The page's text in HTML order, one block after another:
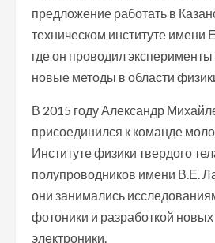
предложение работать в
техническом институте имени
где он проводил
новые методы в области
В 2015 году Александр
присоединился к команде
Институте физики твердого
полупроводников имени В.Е.
они занимались
фотоники и разработкой
электроники.